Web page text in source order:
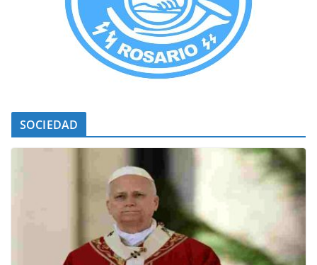
SOCIEDAD